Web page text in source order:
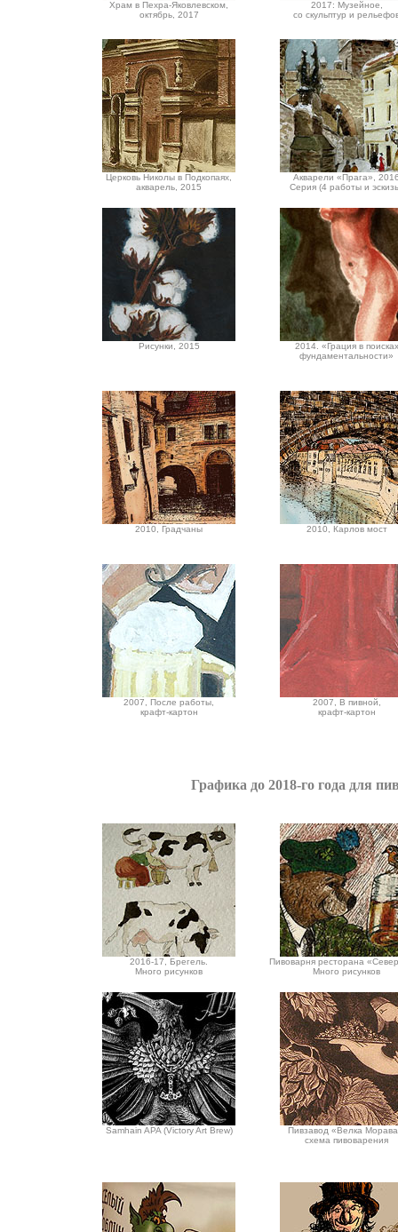
Храм в Пехра-Яковлевском,
октябрь, 2017
2017: Музейное,
со скульптур и
Церковь Николы в Подкопаях,
акварель, 2015
Акварели «Прага»,
Серия (4 работы и
Рисунки, 2015
2014. «Грация в поисках
фундаментальности»
2010, Градчаны 2010, Карлов мост
2007, После работы,
крафт-картон
2007, В пивной,
крафт-картон
Графика до 2018-го года для
2016-17, Брегель.
Много рисунков
Пивоварня ресторана
Много рисунков
Samhain APA (Victory Art Brew)
Пивзавод «Велка
схема пивоварения